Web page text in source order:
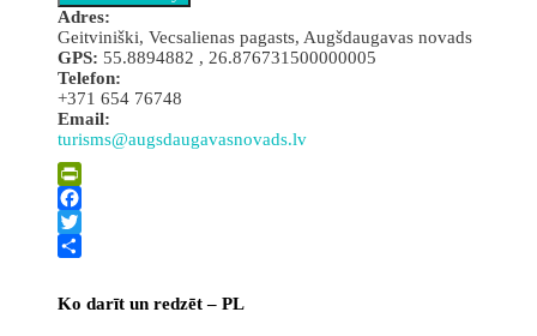
Adres:
Geitviniški, Vecsalienas pagasts, Augšdaugavas novads
GPS: 55.8894882 , 26.876731500000005
Telefon:
+371 654 76748
Email:
turisms@augsdaugavasnovads.lv
PrintFriendly
Facebook
Twitter
Ko darīt un redzēt – PL